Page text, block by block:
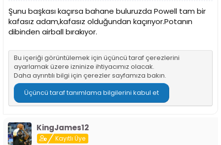
Şunu başkası kaçırsa bahane buluruzda Powell tam bir
kafasız adam,kafasız olduğundan kaçırıyor.Potanın
dibinden airball bırakıyor.
Bu içeriği görüntülemek için üçüncü taraf çerezlerini
ayarlamak üzere izninize ihtiyacımız olacak.
Daha ayrıntılı bilgi için çerezler sayfamıza bakın.
Üçüncü taraf tanımlama bilgilerini kabul et
KingJames12
Kayıtlı Üye